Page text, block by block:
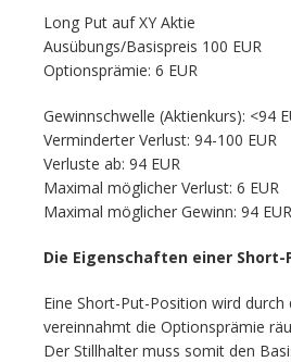
Long Put auf XY Aktie
Ausübungs/Basispreis 100 EUR
Optionsprämie: 6 EUR
Gewinnschwelle (Aktienkurs): <94
Verminderter Verlust: 94-100 EUR
Verluste ab: 94 EUR
Maximal möglicher Verlust: 6 EUR
Maximal möglicher Gewinn: 94 EUR
Die Eigenschaften einer
Eine Short-Put-Position wird
vereinnahmt die Optionsprämie
Der Stillhalter muss somit den